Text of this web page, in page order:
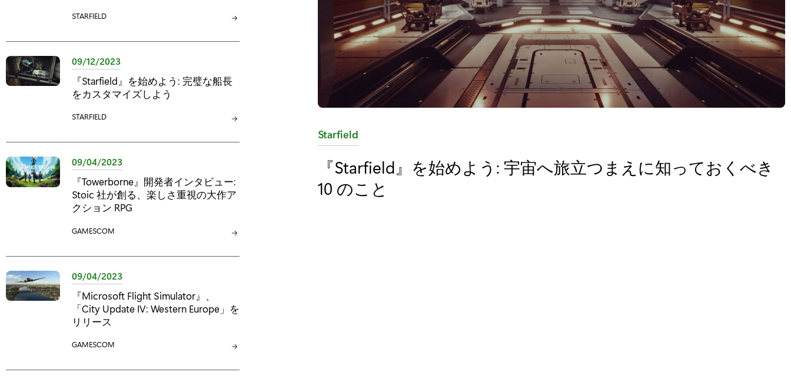
カ
ゴ
リ
Starfield
『Starfield』を始めよう: 宇宙へ旅立つまえに知っておくべき
10 のこと
カ
ゴ
:
STARFIELD
09/12/2023
『Starfield』を始めよう: 完璧な船長
をカスタマイズしよう
カ
ゴ
:
STARFIELD
09/04/2023
『Towerborne』開発者インタビュー:
Stoic 社が創る、楽しさ重視の大作ア
クション RPG
カ
ゴ
:
GAMESCOM
09/04/2023
『Microsoft Flight Simulator』、
「City Update IV: Western Europe」を
リリース
カ
ゴ
GAMESCOM